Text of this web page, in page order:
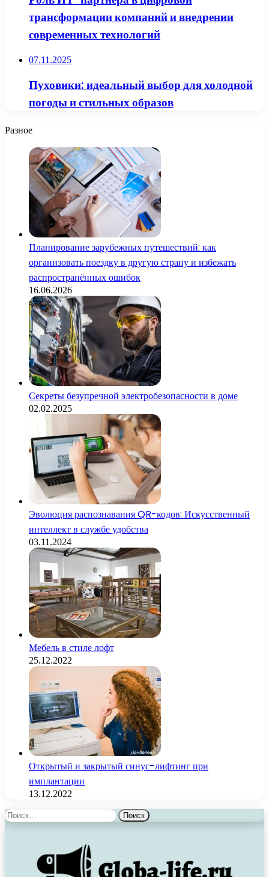
трансформации компаний и внедрении
современных технологий
07.11.2025
Пуховики: идеальный выбор для холодной
погоды и стильных образов
Разное
Планирование зарубежных путешествий: как
организовать поездку в другую страну и избежать
распространённых ошибок
16.06.2026
Секреты безупречной электробезопасности в доме
02.02.2025
Эволюция распознавания QR-кодов: Искусственный
интеллект в службе удобства
03.11.2024
Мебель в стиле лофт
25.12.2022
Открытый и закрытый синус-лифтинг при
имплантации
13.12.2022
Найти: